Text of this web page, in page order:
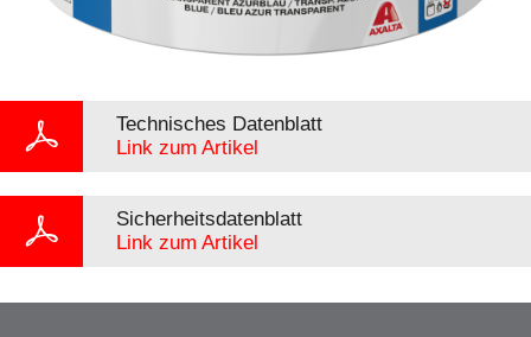
Technisches Datenblatt
Link zum Artikel
Sicherheitsdatenblatt
Link zum Artikel